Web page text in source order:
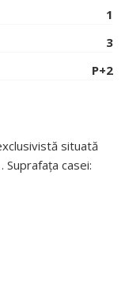
1
3
P+2
situată
Suprafața casei: